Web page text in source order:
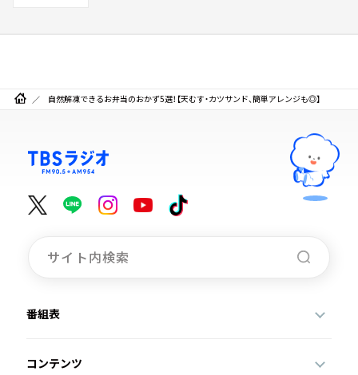
自然解凍できるお弁当のおかず5選！【天むす・カツサンド、簡単アレンジも◎】
番組表
コンテンツ